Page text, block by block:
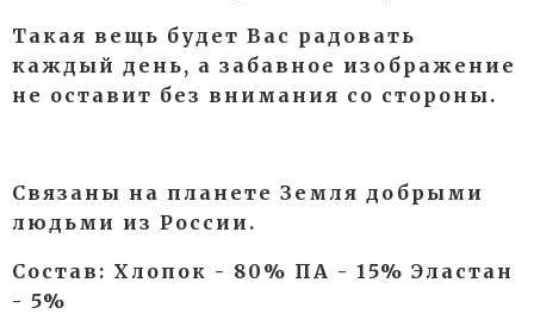
Такая вещь будет Вас радовать
каждый день, а забавное изображение
не оставит без внимания со стороны.
Связаны на планете Земля добрыми
людьми из России.
Состав: Хлопок - 80% ПА - 15% Эластан
- 5%